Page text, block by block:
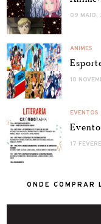
09 MAIO,
ANIMES
10
EVENTOS
17
ONDE